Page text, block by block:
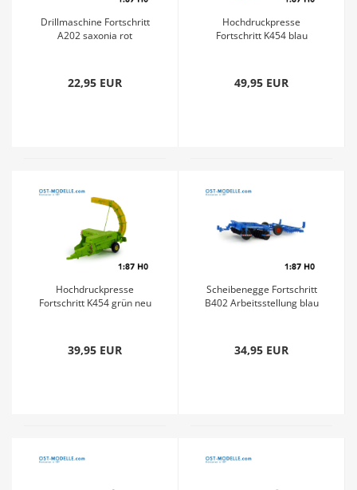
Drillmaschine Fortschritt
A202 saxonia rot
22,95 EUR
Hochdruckpresse
Fortschritt K454 blau
49,95 EUR
Hochdruckpresse
Fortschritt K454 grün neu
39,95 EUR
Scheibenegge Fortschritt
B402 Arbeitsstellung blau
34,95 EUR